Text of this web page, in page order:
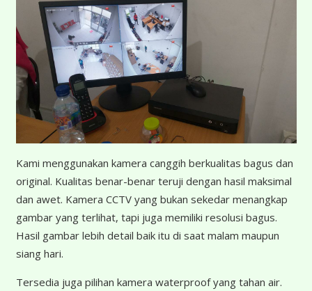
Kami menggunakan kamera canggih berkualitas bagus dan
original. Kualitas benar-benar teruji dengan hasil maksimal
dan awet. Kamera CCTV yang bukan sekedar menangkap
gambar yang terlihat, tapi juga memiliki resolusi bagus.
Hasil gambar lebih detail baik itu di saat malam maupun
siang hari.
Tersedia juga pilihan kamera waterproof yang tahan air.